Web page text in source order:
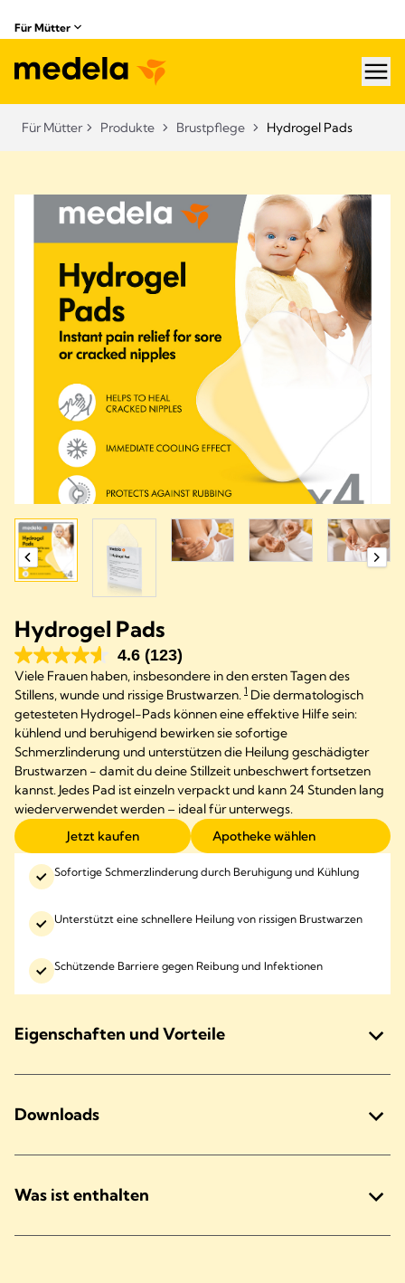
Für Mütter
Für Mütter Produkte Brustpflege Hydrogel Pads
Hydrogel Pads
4.6 (123)
Viele Frauen haben, insbesondere in den ersten Tagen des
Stillens, wunde und rissige Brustwarzen. 1 Die dermatologisch
getesteten Hydrogel-Pads können eine effektive Hilfe sein:
kühlend und beruhigend bewirken sie sofortige
Schmerzlinderung und unterstützen die Heilung geschädigter
Brustwarzen - damit du deine Stillzeit unbeschwert fortsetzen
kannst. Jedes Pad ist einzeln verpackt und kann 24 Stunden lang
wiederverwendet werden – ideal für unterwegs.
Jetzt kaufen
Apotheke wählen
Sofortige Schmerzlinderung durch Beruhigung und Kühlung
Unterstützt eine schnellere Heilung von rissigen Brustwarzen
Schützende Barriere gegen Reibung und Infektionen
Eigenschaften und Vorteile
Downloads
Was ist enthalten